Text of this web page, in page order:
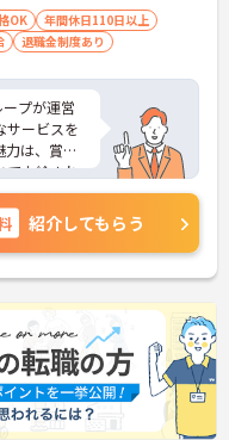
OK
年間休日110日以上
退職金制度あり
プが運営
サービスを
は、賞与
て支給され
りやチーム
りがいの
情報共有ミ
が強化され
着率を実現
て勤務時間
している
職への着実
65歳・再雇
おり、髪色
さを大切に
けます。
紹介してもらう